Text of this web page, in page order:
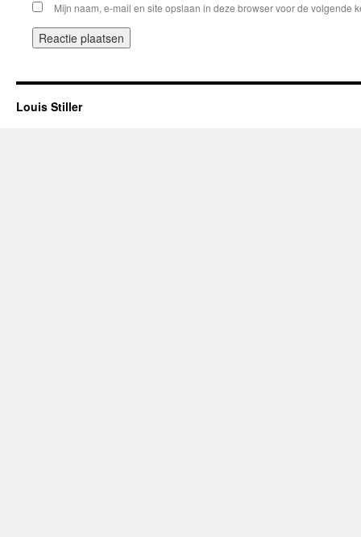
Mijn naam, e-mail en site opslaan in deze browser voor de volgende
Louis Stiller